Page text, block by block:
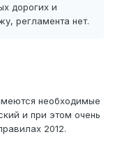
дорогих и
регламента нет.
необходимые
и при этом очень
2012.